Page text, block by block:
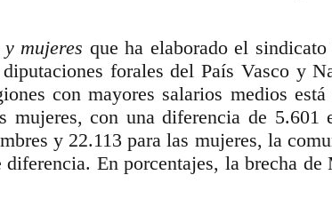
mujeres que ha elaborado el
forales del País Vasco y
con mayores salarios medios está
mujeres, con una diferencia de 5.601
y 22.113 para las mujeres, la
En porcentajes, la brecha de